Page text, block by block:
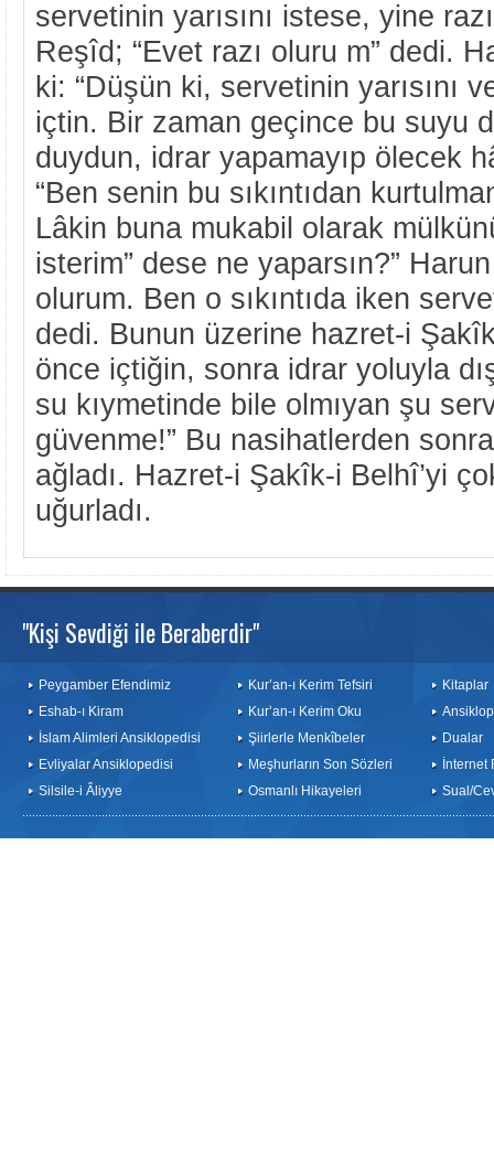
servetinin yarısını istese, yine
Reşîd; “Evet razı oluru m” dedi.
ki: “Düşün ki, servetinin yarısını
içtin. Bir zaman geçince bu suyu
duydun, idrar yapamayıp ölecek
“Ben senin bu sıkıntıdan
Lâkin buna mukabil olarak
isterim” dese ne yaparsın?”
olurum. Ben o sıkıntıda iken
dedi. Bunun üzerine hazret-i
önce içtiğin, sonra idrar yoluyla
su kıymetinde bile olmıyan şu
güvenme!” Bu nasihatlerden
ağladı. Hazret-i Şakîk-i Belhî’yi
uğurladı.
"Kişi Sevdiği ile Beraberdir"
Peygamber Efendimiz
Eshab-ı Kiram
İslam Alimleri Ansiklopedisi
Evliyalar Ansiklopedisi
Silsile-i Âliyye
Kur’an-ı Kerim Tefsiri
Kur’an-ı Kerim Oku
Şiirlerle Menkîbeler
Meşhurların Son Sözleri
Osmanlı Hikayeleri
Kitaplar
Dualar
İnternet
Sual/